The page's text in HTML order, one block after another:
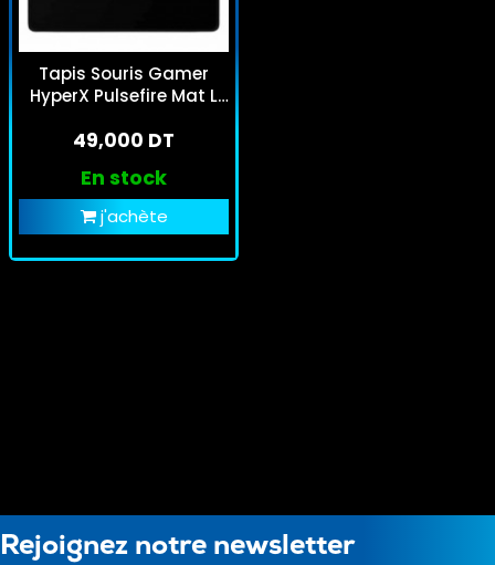
Tapis Souris Gamer
HyperX Pulsefire Mat L
49,000 DT
En stock
j'achète
Rejoignez notre newsletter